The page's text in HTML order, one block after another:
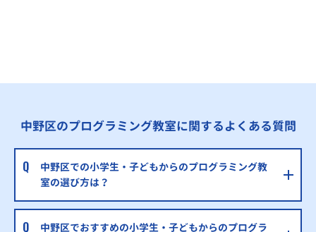
中野区のプログラミング教室に関するよくある質問
中野区での小学生・子どもからのプログラミング教
室の選び方は？
中野区でおすすめの小学生・子どもからのプログラ